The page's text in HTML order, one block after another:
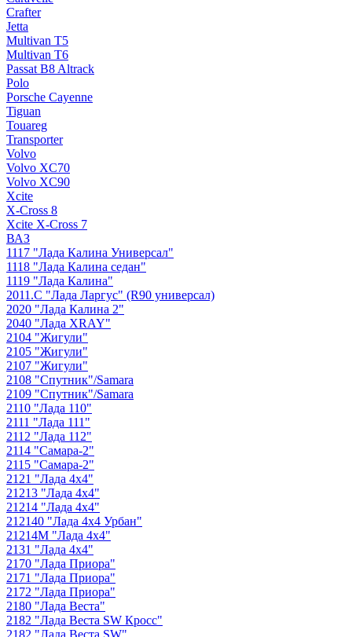
Crafter
Jetta
Multivan T5
Multivan T6
Passat B8 Altrack
Polo
Porsche Cayenne
Tiguan
Touareg
Transporter
Volvo
Volvo XC70
Volvo XC90
Xcite
X-Cross 8
Xcite X-Cross 7
ВАЗ
1117 "Лада Калина Универсал"
1118 "Лада Калина седан"
1119 "Лада Калина"
2011.С "Лада Ларгус" (R90 универсал)
2020 "Лада Калина 2"
2040 "Лада ХRAY"
2104 "Жигули"
2105 "Жигули"
2107 "Жигули"
2108 "Cпутник"/Samara
2109 "Спутник"/Samara
2110 "Лада 110"
2111 "Лада 111"
2112 "Лада 112"
2114 "Самара-2"
2115 "Самара-2"
2121 "Лада 4х4"
21213 "Лада 4х4"
21214 "Лада 4х4"
212140 "Лада 4х4 Урбан"
21214М "Лада 4х4"
2131 "Лада 4х4"
2170 "Лада Приора"
2171 "Лада Приора"
2172 "Лада Приора"
2180 "Лада Веста"
2182 "Лада Веста SW Кросс"
2182 "Лада Веста SW"